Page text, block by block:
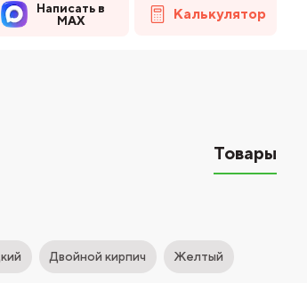
Написать в
MAX
Калькулятор
Товары
Двойной кирпич Желтый